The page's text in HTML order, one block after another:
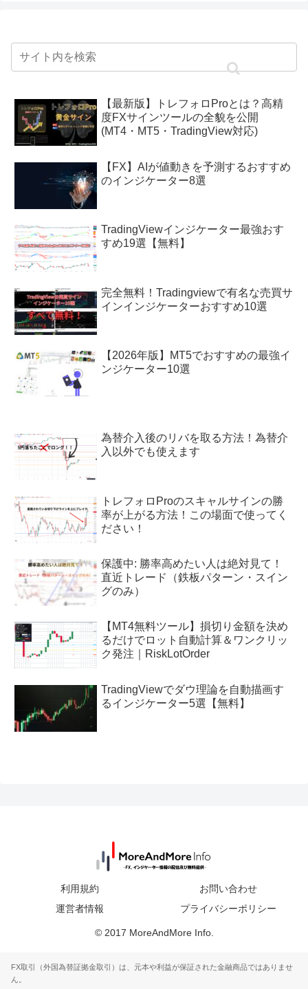
【最新版】トレフォロProとは？高精
度FXサインツールの全貌を公開
(MT4・MT5・TradingView対応)
【FX】AIが値動きを予測するおすすめ
のインジケーター8選
TradingViewインジケーター最強おす
すめ19選【無料】
完全無料！Tradingviewで有名な売買サ
インインジケーターおすすめ10選
【2026年版】MT5でおすすめの最強イ
ンジケーター10選
為替介入後のリバを取る方法！為替介
入以外でも使えます
トレフォロProのスキャルサインの勝
率が上がる方法！この場面で使ってく
ださい！
保護中: 勝率高めたい人は絶対見て！
直近トレード（鉄板パターン・スイン
グのみ）
【MT4無料ツール】損切り金額を決め
るだけでロット自動計算＆ワンクリッ
ク発注｜RiskLotOrder
TradingViewでダウ理論を自動描画す
るインジケーター5選【無料】
利用規約
お問い合わせ
運営者情報
プライバシーポリシー
© 2017 MoreAndMore Info.
FX取引（外国為替証拠金取引）は、元本や利益が保証された金融商品ではありませ
ん。